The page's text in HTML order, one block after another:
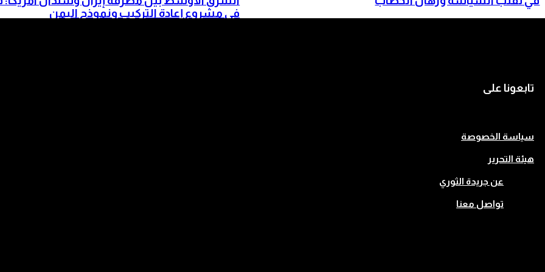
في مشروع إعادة التركيب ونموذج اليمن
تابعونا على
سياسة الخصوصة
هيئة التحرير
عن جريدة الثوري
تواصل معنا